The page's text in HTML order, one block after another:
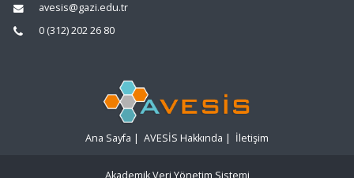
avesis@gazi.edu.tr
0 (312) 202 26 80
Ana Sayfa | AVESİS Hakkında | İletişim
Akademik Veri Yönetim Sistemi